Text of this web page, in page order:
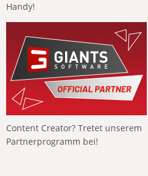
Handy!
Content Creator? Tretet unserem
Partnerprogramm bei!